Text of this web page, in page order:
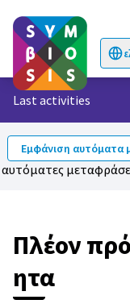
Last activities
Εμφάνιση αυτόματα
αυτόματες
Πλέον
ητα